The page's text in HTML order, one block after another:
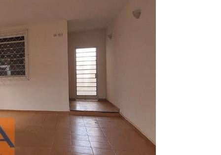
Encontre um Imóvel
Imóveis à Venda
Imóveis para Alugar
Imóveis de Temporada
Imóveis Adicionados Recentemente
Imóveis que Aceitam Financiamento
Imobiliárias e Corretores
Entre em Contato
Sobre o Portal
Anuncie seu Imóvel
Cadastre-se | Inclua sua Imobiliária
Como Funciona